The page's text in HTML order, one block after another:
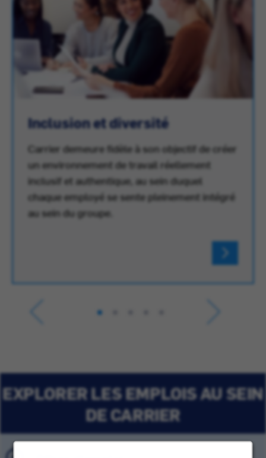
Inclusion et diversité
Carrier demeure fidèle à son objectif de créer
un environnement de travail réellement
inclusif et authentique, au sein duquel
chaque employé se sente pleinement intégré
au sein du groupe.
EXPLORER LES EMPLOIS AU SEIN
DE CARRIER